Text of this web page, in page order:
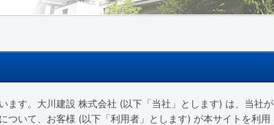
ます。大川建設 株式会社 (以下「当社」とします) は、当社が
ついて、お客様 (以下「利用者」とします) が本サイトを利用